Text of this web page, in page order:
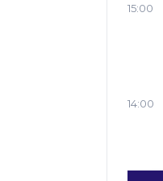
15:00
14:00